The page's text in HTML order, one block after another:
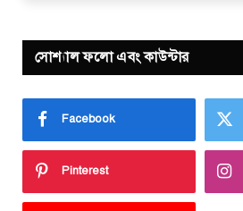
সোশ্যাল ফলো এবং কাউন্টার
Facebook
Pinterest